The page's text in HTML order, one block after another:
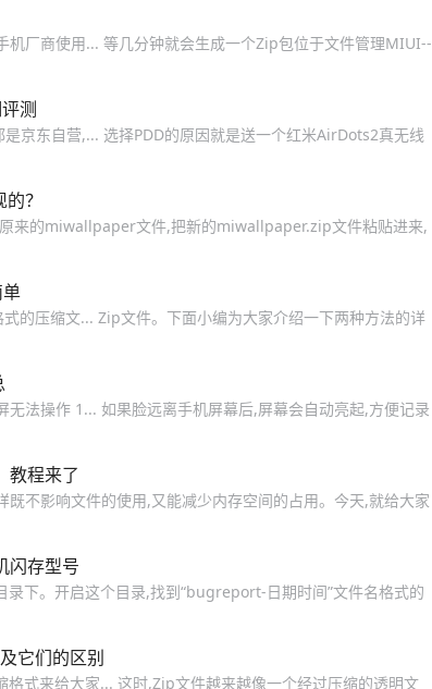
机厂商使用... 等几分钟就会生成一个Zip包位于文件管理MIUI--
测
京东自营,... 选择PDD的原因就是送一个红米AirDots2真无线
？
来的miwallpaper文件,把新的miwallpaper.zip文件粘贴进来,
的压缩文... Zip文件。下面小编为大家介绍一下两种方法的详
法操作 1... 如果脸远离手机屏幕后,屏幕会自动亮起,方便记录
教程来了
不影响文件的使用,又能减少内存空间的占用。今天,就给大家
闪存型号
下。开启这个目录,找到“bugreport-日期时间”文件名格式的
它们的区别
格式来给大家... 这时,Zip文件越来越像一个经过压缩的透明文